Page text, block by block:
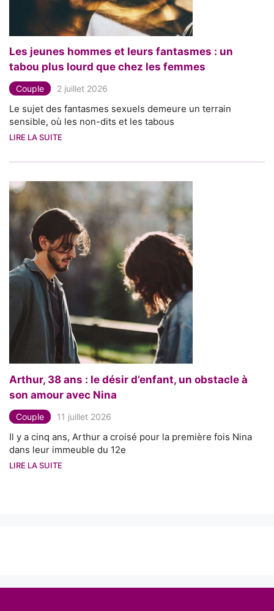
Les jeunes hommes et leurs fantasmes : un
tabou plus lourd que chez les femmes
Couple 2 juillet 2026
Le sujet des fantasmes sexuels demeure un terrain
sensible, où les non-dits et les tabous
LIRE LA SUITE
Arthur, 38 ans : le désir d’enfant, un obstacle à
son amour avec Nina
Couple 11 juillet 2026
Il y a cinq ans, Arthur a croisé pour la première fois Nina
dans leur immeuble du 12e
LIRE LA SUITE